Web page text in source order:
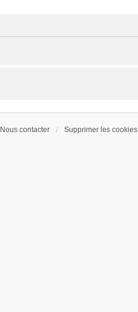
Nous contacter Supprimer les cookies